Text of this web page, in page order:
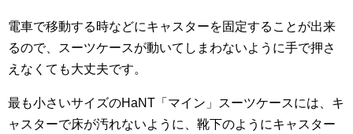
電車で移動する時などにキャスターを固定することが出来
るので、スーツケースが動いてしまわないように手で押さ
えなくても大丈夫です。
最も小さいサイズのHaNT「マイン」スーツケースには、キ
ャスターで床が汚れないように、靴下のようにキャスター